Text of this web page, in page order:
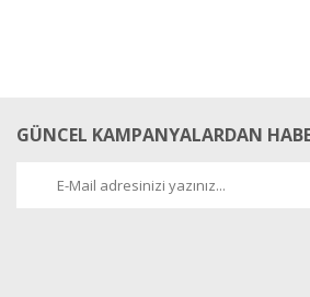
GÜNCEL KAMPANYALARDAN